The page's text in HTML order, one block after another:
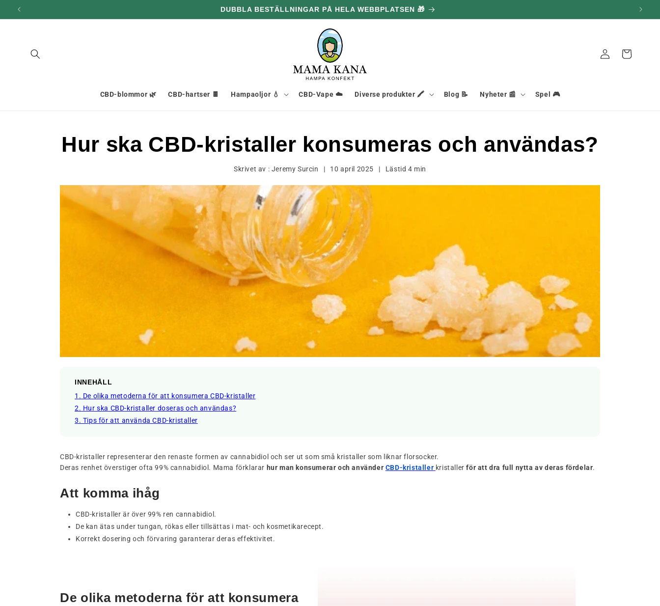
och gå
100 G GRATIS FÖR VARJE 1,096.00 kr DU HANDLAR FÖR 🔥
CBD-blommor 🌿 CBD-hartser 🍫 Hampaoljor 💧 CBD-Vape ☁️ Diverse produkter 🖍️ Blog 📝 Nyheter 📰 Spel 🎮
AnslutningKorg
Hur ska CBD-kristaller konsumeras och användas?
Skrivet av : Jeremy Surcin | 10 april 2025 | Lästid 4 min
INNEHÅLL
1. De olika metoderna för att konsumera CBD-kristaller
2. Hur ska CBD-kristaller doseras och användas?
3. Tips för att använda CBD-kristaller
CBD-kristaller representerar den renaste formen av cannabidiol och ser ut som små kristaller som liknar florsocker.
Deras renhet överstiger ofta 99% cannabidiol. Mama förklarar hur man konsumerar och använder CBD-kristaller kristallerför att dra full nytta av deras fördelar.
Att komma ihåg
CBD-kristaller är över 99% ren cannabidiol.
De kan ätas under tungan, rökas eller tillsättas i mat- och kosmetikarecept.
Korrekt dosering och förvaring garanterar deras effektivitet.
De olika metoderna för att konsumera